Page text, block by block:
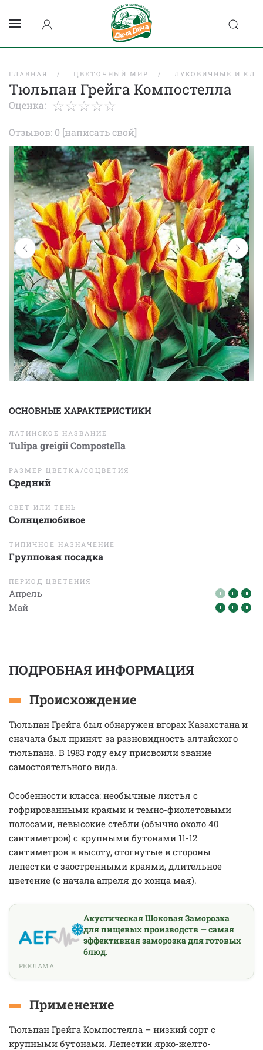
ГЛАВНАЯ ЦВЕТОЧНЫЙ МИР ЛУКОВИЧНЫЕ И
Тюльпан Грейга Компостелла
Оценка:
Отзывов: 0 [написать свой]
ОСНОВНЫЕ ХАРАКТЕРИСТИКИ
ЛАТИНСКОЕ НАЗВАНИЕ
Tulipa greigii Compostella
РАЗМЕР ЦВЕТКА/СОЦВЕТИЯ
Средний
СВЕТ ИЛИ ТЕНЬ
Солнцелюбивое
ТИПИЧНОЕ НАЗНАЧЕНИЕ
Групповая посадка
ПЕРИОД ЦВЕТЕНИЯ
Апрель
Май
ПОДРОБНАЯ ИНФОРМАЦИЯ
Происхождение
Тюльпан Грейга был обнаружен вгорах Казахстана и
сначала был принят за разновидность алтайского
тюльпана. В 1983 году ему присвоили звание
самостоятельного вида.
Особенности класса: необычные листья с
гофрированными краями и темно-фиолетовыми
полосами, невысокие стебли (обычно около 40
сантиметров) с крупными бутонами 11-12
сантиметров в высоту, отогнутые в стороны
лепестки с заостренными краями, длительное
цветение (с начала апреля до конца мая).
Акустическая Шоковая Заморозка
для пищевых производств — самая
эффективная заморозка для готовых
блюд.
РЕКЛАМА
Применение
Тюльпан Грейга Компостелла – низкий сорт с
крупными бутонами. Лепестки ярко-желто-